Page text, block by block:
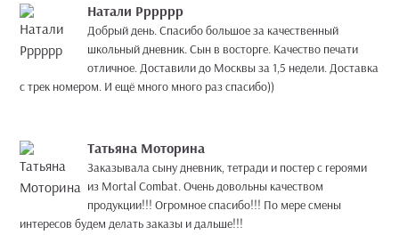
Натали Рррррр
Добрый день. Спасибо большое за качественный
школьный дневник. Сын в восторге. Качество печати
отличное. Доставили до Москвы за 1,5 недели. Доставка
с трек номером. И ещё много много раз спасибо))
Татьяна Моторина
Заказывала сыну дневник, тетради и постер с героями
из Mortal Combat. Очень довольны качеством
продукции!!! Огромное спасибо!!! По мере смены
интересов будем делать заказы и дальше!!!